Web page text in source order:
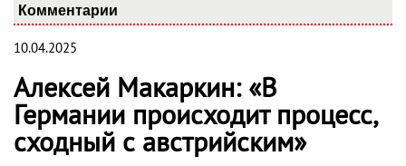
Комментарии
10.04.2025
Алексей Макаркин: «В
Германии происходит процесс,
сходный с австрийским»